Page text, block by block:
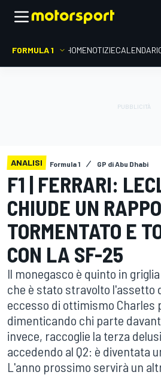
FORMULA 1 HOMENOTIZIE
ANALISI Formula 1 GP di Abu Dhabi
F1 | FERRARI:
CHIUDE UN
TORMENTATO E
CON LA SF-25
Il monegasco è quinto in
che è stato stravolto l'assetto
eccesso di ottimismo Charles
dimenticando chi parte
invece, raccoglie la terza
accedendo al Q2: è diventata
L'anno prossimo servirà un